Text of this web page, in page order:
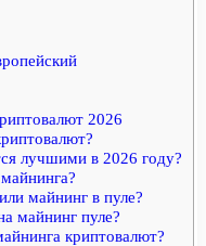
2026
лучшими в 2026 году?
майнинг в пуле?
майнинг пуле?
криптовалют?